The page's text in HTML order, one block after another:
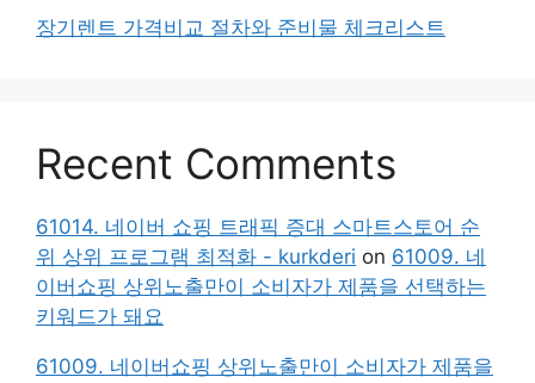
장기렌트 가격비교 절차와 준비물 체크리스트
Recent Comments
61014. 네이버 쇼핑 트래픽 증대 스마트스토어 순
위 상위 프로그램 최적화 - kurkderi on 61009. 네
이버쇼핑 상위노출만이 소비자가 제품을 선택하는
키워드가 돼요
61009. 네이버쇼핑 상위노출만이 소비자가 제품을